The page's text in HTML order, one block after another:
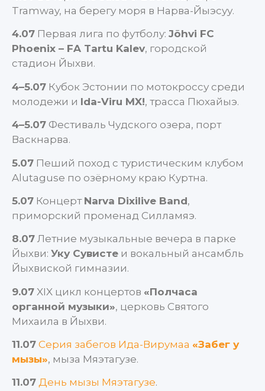
Tramway, на берегу моря в Нарва-Йыэсуу.
4.07 Первая лига по футболу: Jõhvi FC
Phoenix – FA Tartu Kalev, городской
стадион Йыхви.
4–5.07 Кубок Эстонии по мотокроссу среди
молодежи и Ida-Viru MX!, трасса Пюхайыэ.
4–5.07 Фестиваль Чудского озера, порт
Васкнарва.
5.07 Пеший поход с туристическим клубом
Alutaguse по озёрному краю Куртна.
5.07 Концерт Narva Dixilive Band,
приморский променад Силламяэ.
8.07 Летние музыкальные вечера в парке
Йыхви: Уку Сувисте и вокальный ансамбль
Йыхвиской гимназии.
9.07 XIX цикл концертов «Полчаса
органной музыки», церковь Святого
Михаила в Йыхви.
11.07 Серия забегов Ида-Вирумаа «Забег у
мызы», мыза Мяэтагузе.
11.07 День мызы Мяэтагузе.